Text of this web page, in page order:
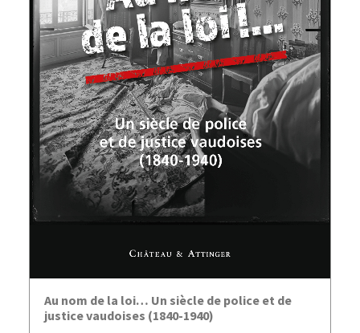
AJOUTER AU PANIER
Au nom de la loi… Un siècle de police et de
justice vaudoises (1840-1940)